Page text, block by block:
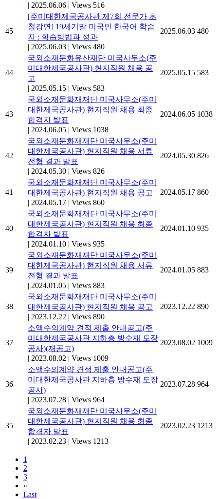
| 2025.06.06 | Views 516
45
[주미대한제국공사관 제7회 전문가 초
청강연] 19세기말 미국인 한국어 학습
자 : 학습방법과 성과
| 2025.06.03 | Views 480
2025.06.03 480
44
국외소재문화유산재단 미국사무소(주
미대한제국공사관) 현지직원 채용 공
고
| 2025.05.15 | Views 583
2025.05.15 583
43
국외소재문화재재단 미국사무소(주미
대한제국공사관) 현지직원 채용 최종
합격자 발표
| 2024.06.05 | Views 1038
2024.06.05 1038
42
국외소재문화재재단 미국사무소(주미
대한제국공사관) 현지직원 채용 서류
전형 결과 발표
| 2024.05.30 | Views 826
2024.05.30 826
41
국외소재문화재재단 미국사무소(주미
대한제국공사관) 현지직원 채용 공고
| 2024.05.17 | Views 860
2024.05.17 860
40
국외소재문화재재단 미국사무소(주미
대한제국공사관) 현지직원 채용 최종
합격자 발표
| 2024.01.10 | Views 935
2024.01.10 935
39
국외소재문화재재단 미국사무소(주미
대한제국공사관) 현지직원 채용 서류
전형 결과 발표
| 2024.01.05 | Views 883
2024.01.05 883
38
국외소재문화재재단 미국사무소(주미
대한제국공사관) 현지직원 채용 공고
| 2023.12.22 | Views 890
2023.12.22 890
37
소액수의계약 견적 제출 안내공고(주
미대한제국공사관 지하층 방수재 도장
공사)(재공고)
| 2023.08.02 | Views 1009
2023.08.02 1009
36
소액수의계약 견적 제출 안내공고(주
미대한제국공사관 지하층 방수재 도장
공사)
| 2023.07.28 | Views 964
2023.07.28 964
35
국외소재문화재재단 미국사무소(주미
대한제국공사관) 현지직원 채용 최종
합격자 발표
| 2023.02.23 | Views 1213
2023.02.23 1213
1
2
3
»
Last